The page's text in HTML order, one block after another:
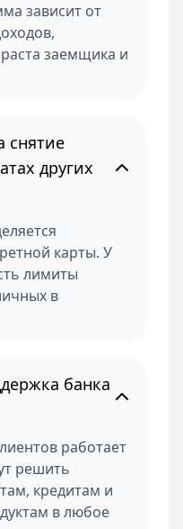
зависит от
заемщика и
снятие
других
карты. У
лимиты
в
банка
работает
решить
кредитам и
в любое